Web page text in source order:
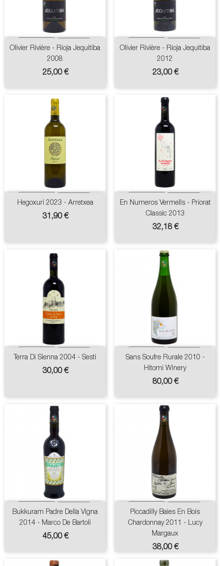
Olivier Rivière - Rioja Jequitiba
2008
Prix
25,00 €
Olivier Rivière - Rioja Jequitiba
2012
Prix
23,00 €
Hegoxuri 2023 - Arretxea
Prix
31,90 €
En Numeros Vermells - Priorat
Classic 2013
Prix
32,18 €
Terra Di Sienna 2004 - Sesti
Prix
30,00 €
Sans Soufre Rurale 2010 -
Hitomi Winery
Prix
80,00 €
Bukkuram Padre Della Vigna
2014 - Marco De Bartoli
Prix
45,00 €
Piccadilly Baies En Bois
Chardonnay 2011 - Lucy
Margaux
Prix
38,00 €